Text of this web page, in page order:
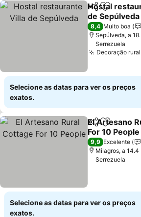
PartilharAdicionar
Hostal
de Sepúlveda
8,4 Muito boa
Sepúlveda, a
Serrezuela
Decoração
Selecione as datas para ver os preços
exatos.
PartilharAdicionar
El Artesano
For 10 People
9,9 Excelente
Milagros, a
Serrezuela
Selecione as datas para ver os preços
exatos.